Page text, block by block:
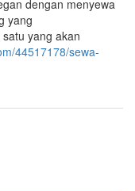
dengan menyewa
yang
yang akan
44517178/sewa-